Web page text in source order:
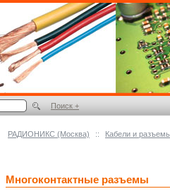
РАДИОНИКС (Москва) :: Кабели и
Многоконтактные разъемы
Поиск +